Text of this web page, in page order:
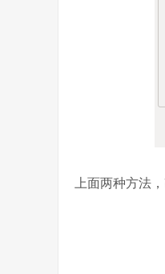
上面两种方法